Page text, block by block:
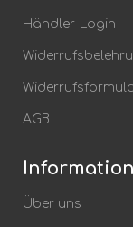
Händler-Login
AGB
Über uns